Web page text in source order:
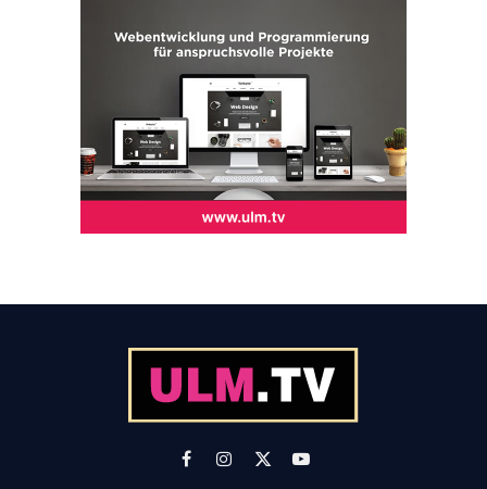
FacebookInstagram
X
YouTube